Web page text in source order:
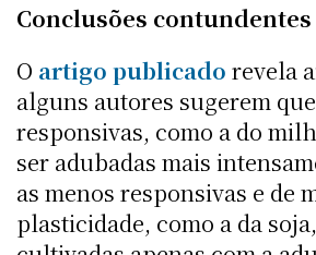
Conclusões contundentes
O artigo publicado revela
alguns autores sugerem
responsivas, como a do
ser adubadas mais
as menos responsivas e de
plasticidade, como a da